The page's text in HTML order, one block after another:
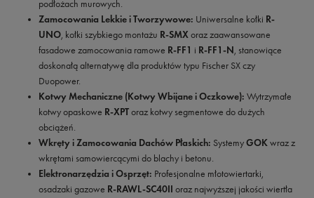
podłożach murowych.
Zamocowania Lekkie i Tworzywowe: Uniwersalne kołki R-
UNO, kołki szybkiego montażu R-SMXoraz zaawansowane
fasadowe zamocowania ramowe R-FF1 i R-FF1-N, stanowiące
doskonałą alternatywę dla produktów typu Fischer SX czy
Duopower.
Kotwy Mechaniczne (Kotwy Wbijane i Oczkowe): Wytrzymałe
kotwy opaskowe R-XPToraz kotwy segmentowe do dużych
obciążeń.
Wkręty i Zamocowania Dachów Płaskich: SystemyGOKwraz z
wkrętami samowiercącymi do blachy i betonu.
Elektronarzędzia i Osprzęt: Profesjonalne młotowiertarki,
osadzaki gazowe R-RAWL-SC40II oraz najwyższej jakości wiertła